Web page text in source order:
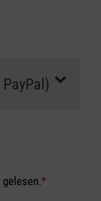
gelesen.*